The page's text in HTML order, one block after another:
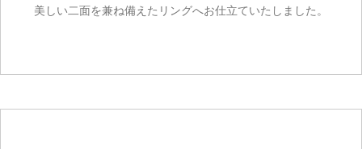
美しい二面を兼ね備えたリングへお仕立ていたしました。